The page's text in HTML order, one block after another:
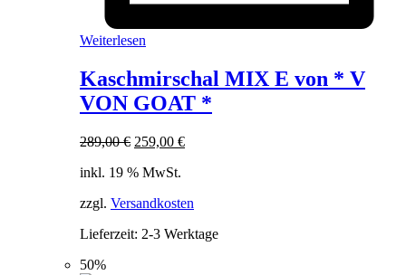
Weiterlesen
Kaschmirschal MIX E von * V
VON GOAT *
289,00€ Ursprünglicher
war:
259,00 €Aktueller
inkl. 19 % MwSt.
zzgl. Versandkosten
Lieferzeit: 2-3 Werktage
50%